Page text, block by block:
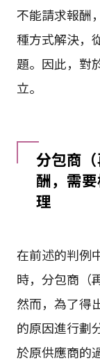
不能請求報酬
種方式解決，
題。因此，對
立。
分包商
酬，需
理
在前述的判例
時，分包商（
然而，為了得
的原因進行劃
於原供應商的